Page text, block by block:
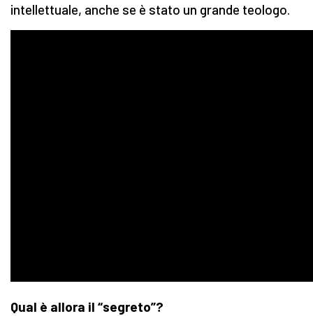
intellettuale, anche se è stato un grande teologo.
Qual è allora il “segreto”?